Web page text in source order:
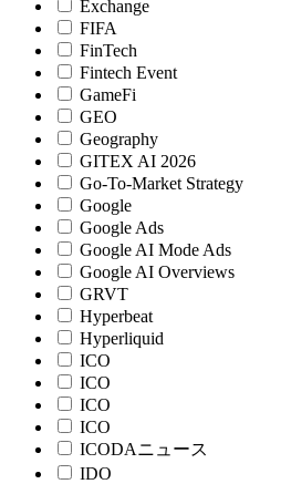
Exchange
FIFA
FinTech
Fintech Event
GameFi
GEO
Geography
GITEX AI 2026
Go-To-Market Strategy
Google
Google Ads
Google AI Mode Ads
Google AI Overviews
GRVT
Hyperbeat
Hyperliquid
ICO
ICO
ICO
ICO
ICODAニュース
IDO